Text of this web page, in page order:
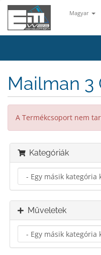
Magyar
Mailman 3
A Termékcsoport nem
Kategóriák
Műveletek